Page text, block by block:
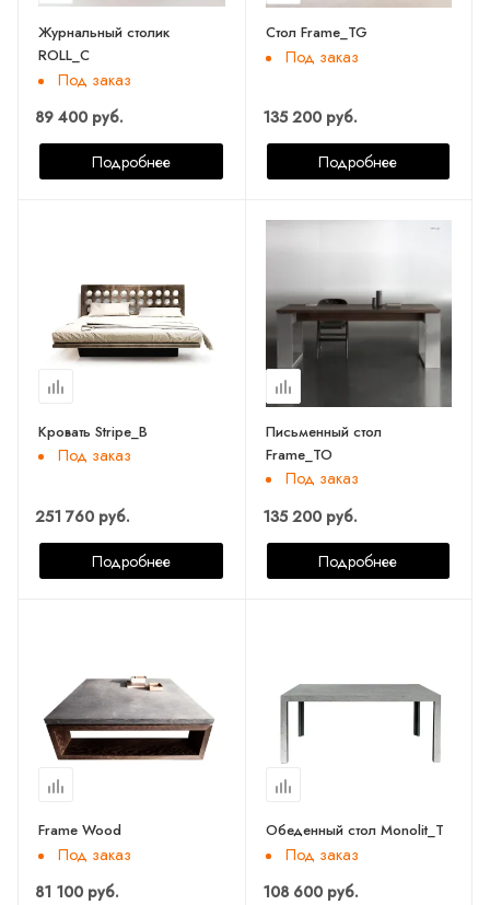
Журнальный столик
ROLL_C
Под заказ
89 400 руб.
Подробнее
Стол Frame_TG
Под заказ
135 200 руб.
Подробнее
Кровать Stripe_B
Под заказ
251 760 руб.
Подробнее
Письменный стол
Frame_TO
Под заказ
135 200 руб.
Подробнее
Frame Wood
Под заказ
81 100 руб.
Обеденный стол Monolit_T
Под заказ
108 600 руб.